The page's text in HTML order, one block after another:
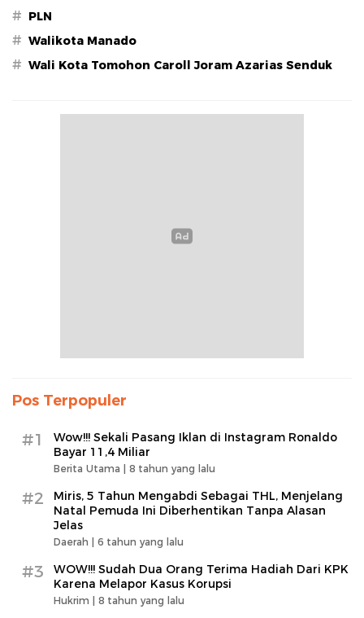
# PLN
# Walikota Manado
# Wali Kota Tomohon Caroll Joram Azarias Senduk
Pos Terpopuler
#1
Wow!!! Sekali Pasang Iklan di Instagram Ronaldo
Bayar 11,4 Miliar
Berita Utama | 8 tahun yang lalu
#2
Miris, 5 Tahun Mengabdi Sebagai THL, Menjelang
Natal Pemuda Ini Diberhentikan Tanpa Alasan
Jelas
Daerah | 6 tahun yang lalu
#3
WOW!!! Sudah Dua Orang Terima Hadiah Dari KPK
Karena Melapor Kasus Korupsi
Hukrim | 8 tahun yang lalu